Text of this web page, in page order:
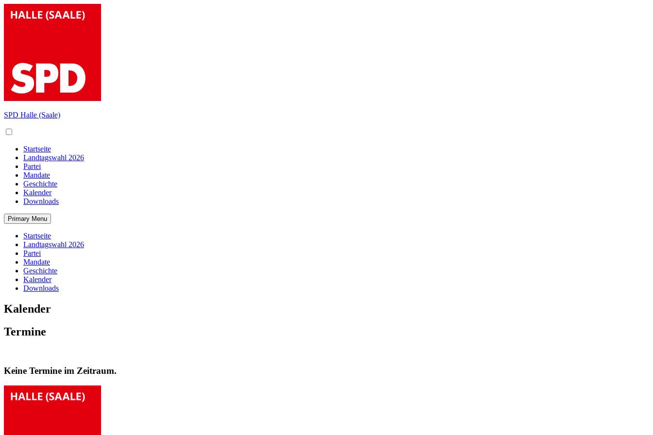
SPD Halle (Saale)
Startseite
Landtagswahl 2026
Partei
Mandate
Geschichte
Kalender
Downloads
Primary Menu
Startseite
Landtagswahl 2026
Partei
Mandate
Geschichte
Kalender
Downloads
Kalender
Termine
Keine Termine im Zeitraum.